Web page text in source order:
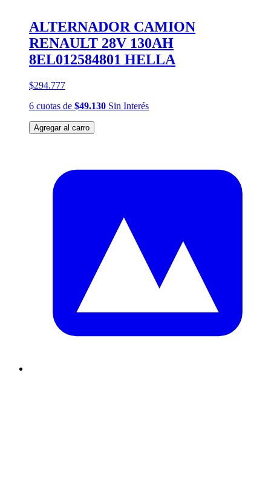
ALTERNADOR CAMION
RENAULT 28V 130AH
8EL012584801 HELLA
$294.777
6 cuotas de $49.130 Sin Interés
Agregar al carro